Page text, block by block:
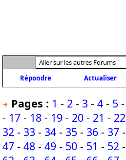
Répondre
Actualiser
Pages : 1 - 2 - 3 - 4 - 5 -
- 17 - 18 - 19 - 20 - 21 - 22
32 - 33 - 34 - 35 - 36 - 37 -
47 - 48 - 49 - 50 - 51 - 52 -